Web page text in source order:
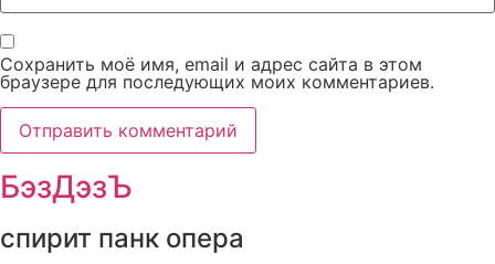
Сохранить моё имя, email и адрес сайта в этом
браузере для последующих моих комментариев.
БэзДэзЪ
спирит панк опера